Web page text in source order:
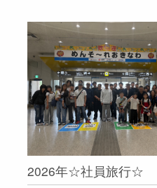
2026年☆社員旅行☆